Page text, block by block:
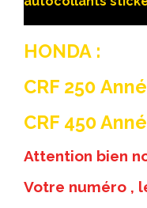
HONDA :
CRF 250
CRF 450
Attention bien
Votre numéro ,